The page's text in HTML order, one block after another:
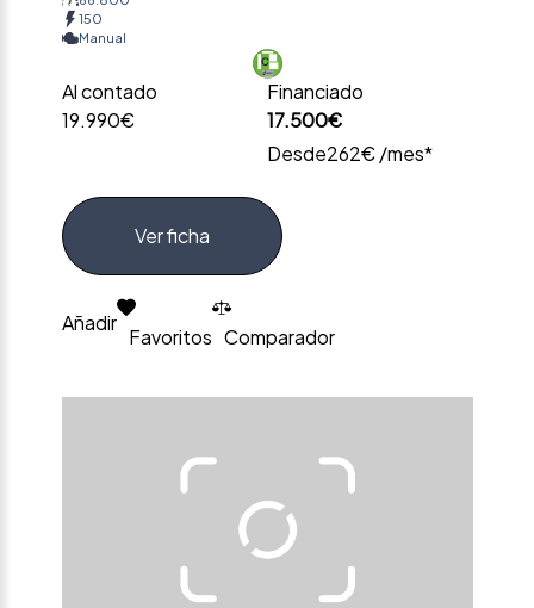
150
Manual
Al contado
19.990€
Financiado
17.500€
Desde262€ /mes*
Ver ficha
Añadir
Favoritos Comparador